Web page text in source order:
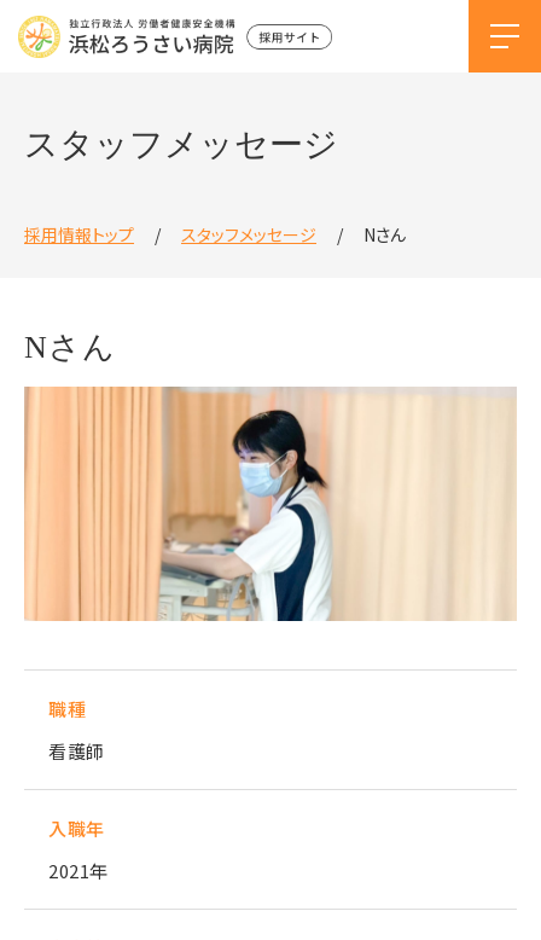
スタッフメッセージ
採用情報トップ スタッフメッセージ Nさん
Nさん
職種
看護師
入職年
2021年